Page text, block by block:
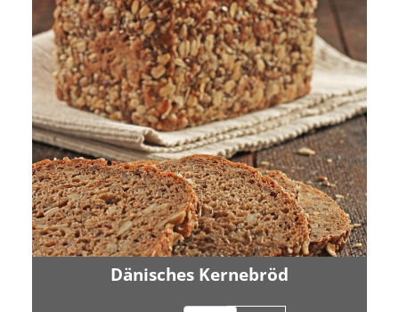
Dänisches Kernebröd